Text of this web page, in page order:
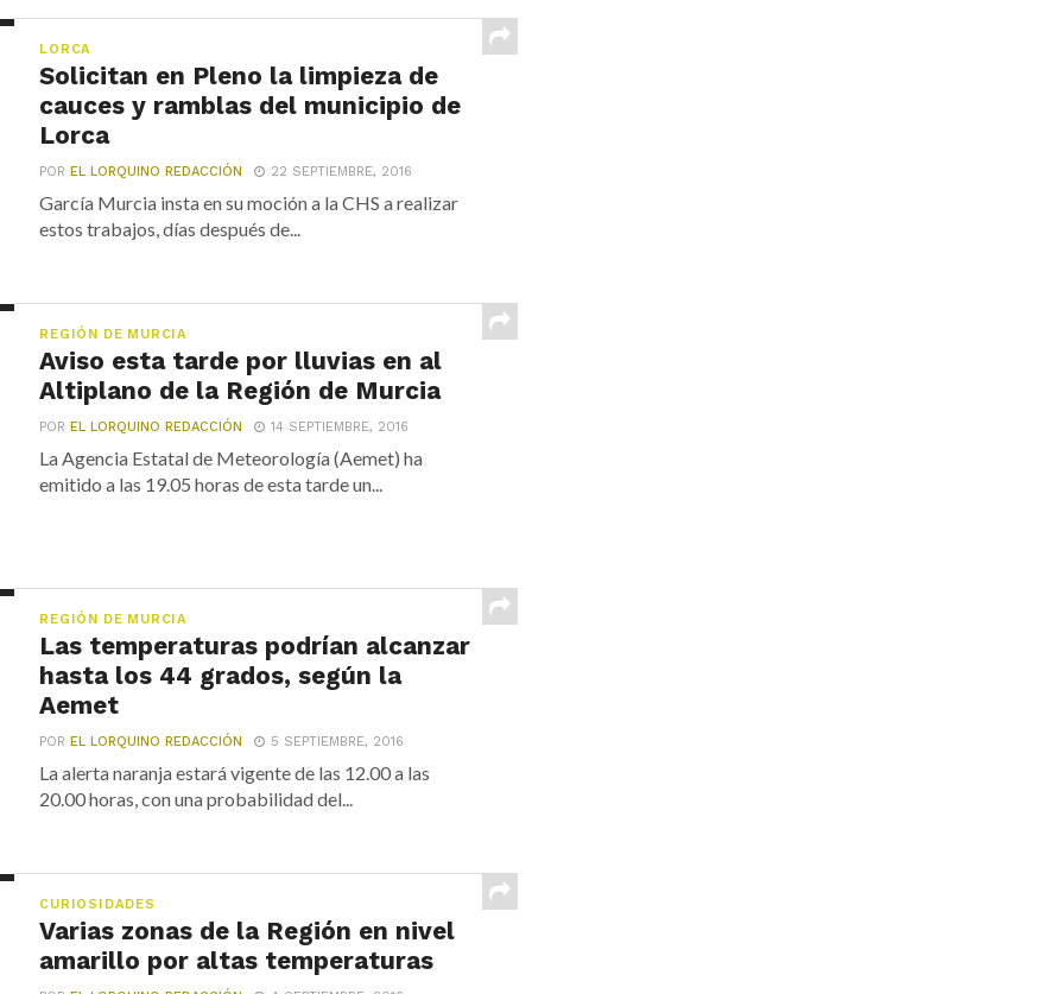
LORCA
Solicitan en Pleno la limpieza de
cauces y ramblas del municipio de
Lorca
POREL LORQUINO REDACCIÓN 22 SEPTIEMBRE, 2016
García Murcia insta en su moción a la CHS a realizar
estos trabajos, días después de...
REGIÓN DE MURCIA
Aviso esta tarde por lluvias en al
Altiplano de la Región de Murcia
POREL LORQUINO REDACCIÓN 14 SEPTIEMBRE, 2016
La Agencia Estatal de Meteorología (Aemet) ha
emitido a las 19.05 horas de esta tarde un...
REGIÓN DE MURCIA
Las temperaturas podrían alcanzar
hasta los 44 grados, según la
Aemet
POREL LORQUINO REDACCIÓN 5 SEPTIEMBRE, 2016
La alerta naranja estará vigente de las 12.00 a las
20.00 horas, con una probabilidad del...
CURIOSIDADES
Varias zonas de la Región en nivel
amarillo por altas temperaturas